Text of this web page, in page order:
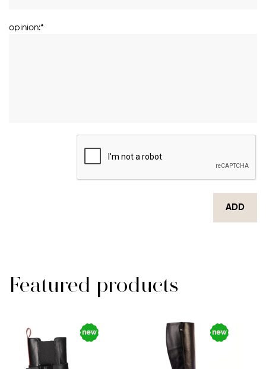
opinion:*
ADD
Featured products